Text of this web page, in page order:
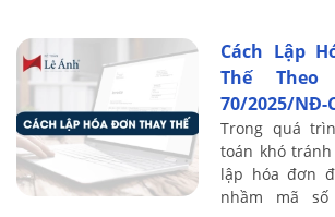
cần ...
Cách Lập Hóa Đơn Thay
Thế
70/2025/NĐ-
Trong quá
toán khó
lập hóa đơn
nhầm mã